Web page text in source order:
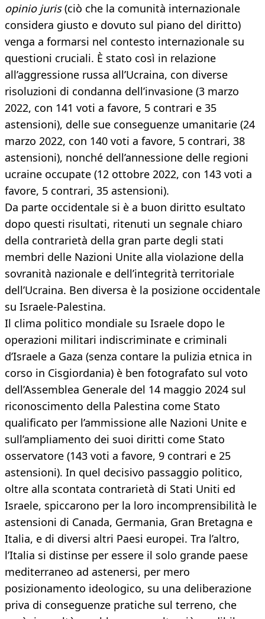
opinio juris(ciò che la comunità internazionale
considera giusto e dovuto sul piano del diritto)
venga a formarsi nel contesto internazionale su
questioni cruciali. È stato così in relazione
all’aggressione russa all’Ucraina, con diverse
risoluzioni di condanna dell’invasione (3 marzo
2022, con 141 voti a favore, 5 contrari e 35
astensioni), delle sue conseguenze umanitarie (24
marzo 2022, con 140 voti a favore, 5 contrari, 38
astensioni), nonché dell’annessione delle regioni
ucraine occupate (12 ottobre 2022, con 143 voti a
favore, 5 contrari, 35 astensioni).
Da parte occidentale si è a buon diritto esultato
dopo questi risultati, ritenuti un segnale chiaro
della contrarietà della gran parte degli stati
membri delle Nazioni Unite alla violazione della
sovranità nazionale e dell’integrità territoriale
dell’Ucraina. Ben diversa è la posizione occidentale
su Israele-Palestina.
Il clima politico mondiale su Israele dopo le
operazioni militari indiscriminate e criminali
d’Israele a Gaza (senza contare la pulizia etnica in
corso in Cisgiordania) è ben fotografato sul voto
dell’Assemblea Generale del 14 maggio 2024 sul
riconoscimento della Palestina come Stato
qualificato per l’ammissione alle Nazioni Unite e
sull’ampliamento dei suoi diritti come Stato
osservatore (143 voti a favore, 9 contrari e 25
astensioni). In quel decisivo passaggio politico,
oltre alla scontata contrarietà di Stati Uniti ed
Israele, spiccarono per la loro incomprensibilità le
astensioni di Canada, Germania, Gran Bretagna e
Italia, e di diversi altri Paesi europei. Tra l’altro,
l’Italia si distinse per essere il solo grande paese
mediterraneo ad astenersi, per mero
posizionamento ideologico, su una deliberazione
priva di conseguenze pratiche sul terreno, che